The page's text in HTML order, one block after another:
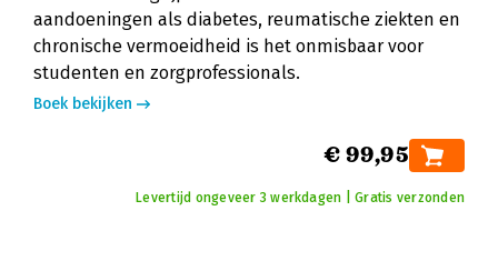
aandoeningen als diabetes, reumatische ziekten en
chronische vermoeidheid is het onmisbaar voor
studenten en zorgprofessionals.
Boek bekijken
€ 99,95
Levertijd ongeveer 3 werkdagen | Gratis verzonden